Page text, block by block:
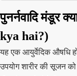
पुनर्नवादि मंडूर
kya hai?)
यह एक आयुर्वेदिक औषधि
उपयोग शारीर की सूजन